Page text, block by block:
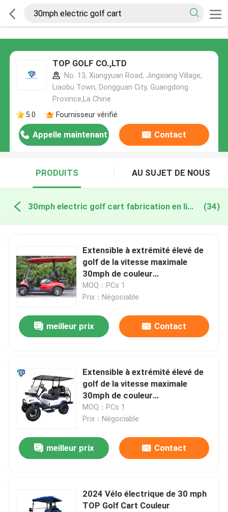
TOP GOLF CO.,LTD
No. 13, Xiangyuan Road, Jingxiang Village,
Liaobu Town, Dongguan City, Guangdong
Province,La Chine
5.0
Fournisseur vérifié
Appelle maintenant Contact
PRODUITS AU SUJET DE NOUS
30mph electric golf cart fabrication en ligne (34)
Extensible à extrémité élevé de
golf de la vitesse maximale
30mph de couleur
personnalisable électrique de
chariot
MOQ：PCs 1
Prix：Négociable
meilleur prix Contact
Extensible à extrémité élevé de
golf de la vitesse maximale
30mph de couleur
personnalisable électrique de
chariot
MOQ：PCs 1
Prix：Négociable
meilleur prix Contact
2024 Vélo électrique de 30 mph
TOP Golf Cart Couleur